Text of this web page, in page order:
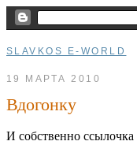
SLAVKOS E-WORLD
19 МАРТА 2010
Вдогонку
И собственно ссылочка